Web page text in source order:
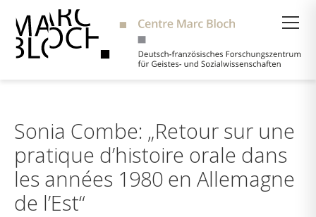
Sonia Combe: „Retour sur une
pratique d’histoire orale dans
les années 1980 en Allemagne
de l’Est“